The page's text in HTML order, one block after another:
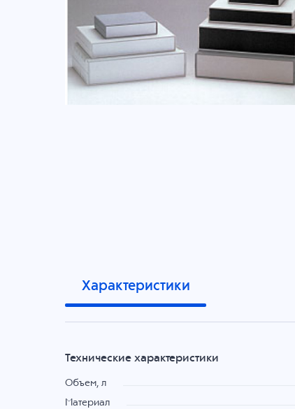
Характеристики
Технические характеристики
Объем, л
Материал